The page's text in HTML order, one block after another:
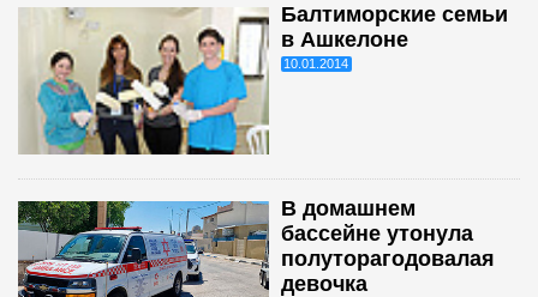
Балтиморские семьи
в Ашкелоне
10.01.2014
В домашнем
бассейне утонула
полуторагодовалая
девочка